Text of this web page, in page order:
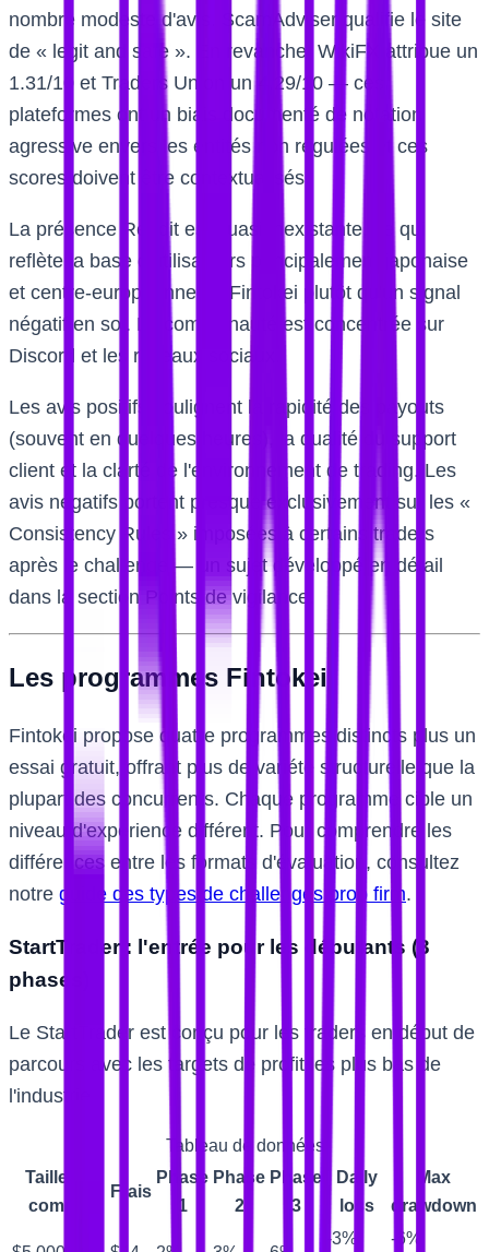
nombre modeste d'avis. ScamAdviser qualifie le site
de « legit and safe ». En revanche, WikiFX attribue un
1.31/10 et Traders Union un 4.29/10 — ces
plateformes ont un biais documenté de notation
agressive envers les entités non régulées et ces
scores doivent être contextualisés.
La présence Reddit est quasi inexistante, ce qui
reflète la base d'utilisateurs principalement japonaise
et centre-européenne de Fintokei plutôt qu'un signal
négatif en soi. La communauté est concentrée sur
Discord et les réseaux sociaux.
Les avis positifs soulignent la rapidité des payouts
(souvent en quelques heures), la qualité du support
client et la clarté de l'environnement de trading. Les
avis négatifs portent presque exclusivement sur les «
Consistency Rules » imposées à certains traders
après le challenge — un sujet développé en détail
dans la section Points de vigilance.
Les programmes Fintokei
Fintokei propose quatre programmes distincts plus un
essai gratuit, offrant plus de variété structurelle que la
plupart des concurrents. Chaque programme cible un
niveau d'expérience différent. Pour comprendre les
différences entre les formats d'évaluation, consultez
notre guide des types de challenges prop firm.
StartTrader : l'entrée pour les débutants (3
phases)
Le StartTrader est conçu pour les traders en début de
parcours avec les targets de profit les plus bas de
l'industrie.
Tableau de données
Taille du
compte
Frais
Phase
1
Phase
2
Phase
3
Daily
loss
Max
drawdown
-3% -6%